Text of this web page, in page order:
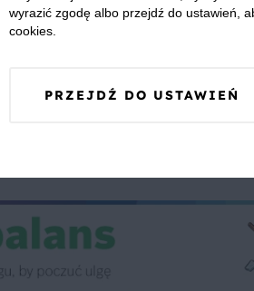
możemy Was zapewnić, że
wyrazić zgodę albo przejdź do ustawień,
cookies.
PRZEJDŹ DO USTAWIEŃ